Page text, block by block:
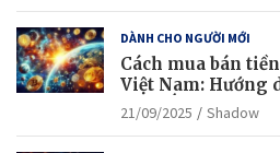
DÀNH CHO NGƯỜI MỚI
Cách mua bán
Việt Nam: Hướng
mới bắt đầu
21/09/2025 Shadow